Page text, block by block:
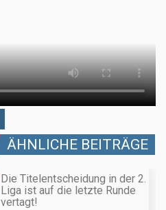
ÄHNLICHE BEITRÄGE
Die Titelentscheidung in der 2.
Liga ist auf die letzte Runde
vertagt!